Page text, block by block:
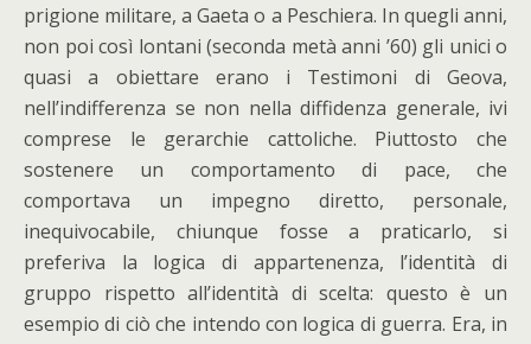
prigione militare, a Gaeta o a Peschiera. In quegli anni,
non poi così lontani (seconda metà anni ’60) gli unici o
quasi a obiettare erano i Testimoni di Geova,
nell’indifferenza se non nella diffidenza generale, ivi
comprese le gerarchie cattoliche. Piuttosto che
sostenere un comportamento di pace, che
comportava un impegno diretto, personale,
inequivocabile, chiunque fosse a praticarlo, si
preferiva la logica di appartenenza, l’identità di
gruppo rispetto all’identità di scelta: questo è un
esempio di ciò che intendo con logica di guerra. Era, in